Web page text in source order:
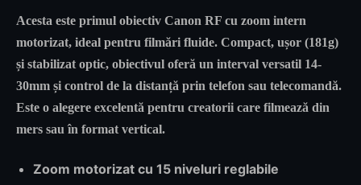
Acesta este primul obiectiv Canon RF cu zoom intern
motorizat, ideal pentru filmări fluide. Compact, ușor (181g)
și stabilizat optic, obiectivul oferă un interval versatil 14-
30mm și control de la distanță prin telefon sau telecomandă.
Este o alegere excelentă pentru creatorii care filmează din
mers sau în format vertical.
Zoom motorizat cu 15 niveluri reglabile